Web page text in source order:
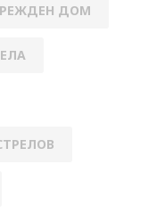
ДОМ